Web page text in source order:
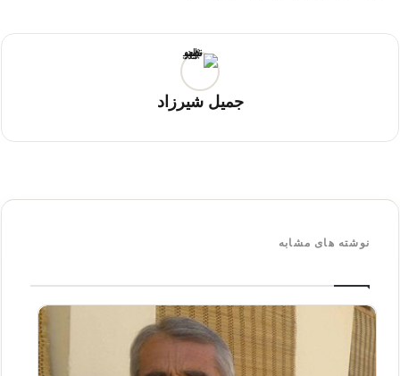
جمیل شیرزاد
نوشته های مشابه